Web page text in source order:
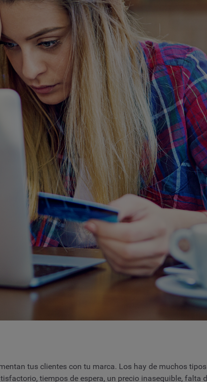
tus clientes con tu marca. Los hay de muchos
tiempos de espera, un precio inasequible, falta